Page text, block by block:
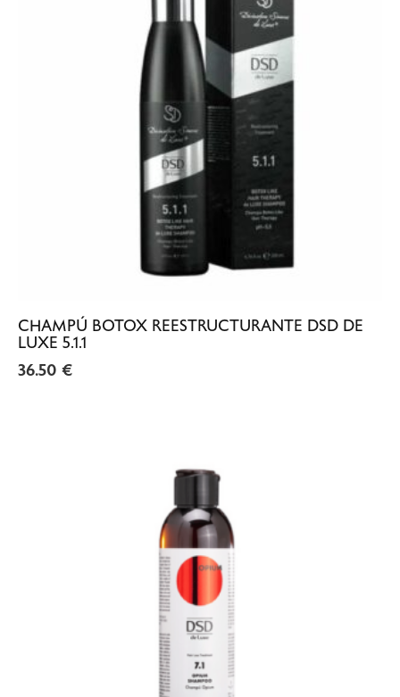
CHAMPÚ BOTOX REESTRUCTURANTE DSD DE
LUXE 5.1.1
36.50 €